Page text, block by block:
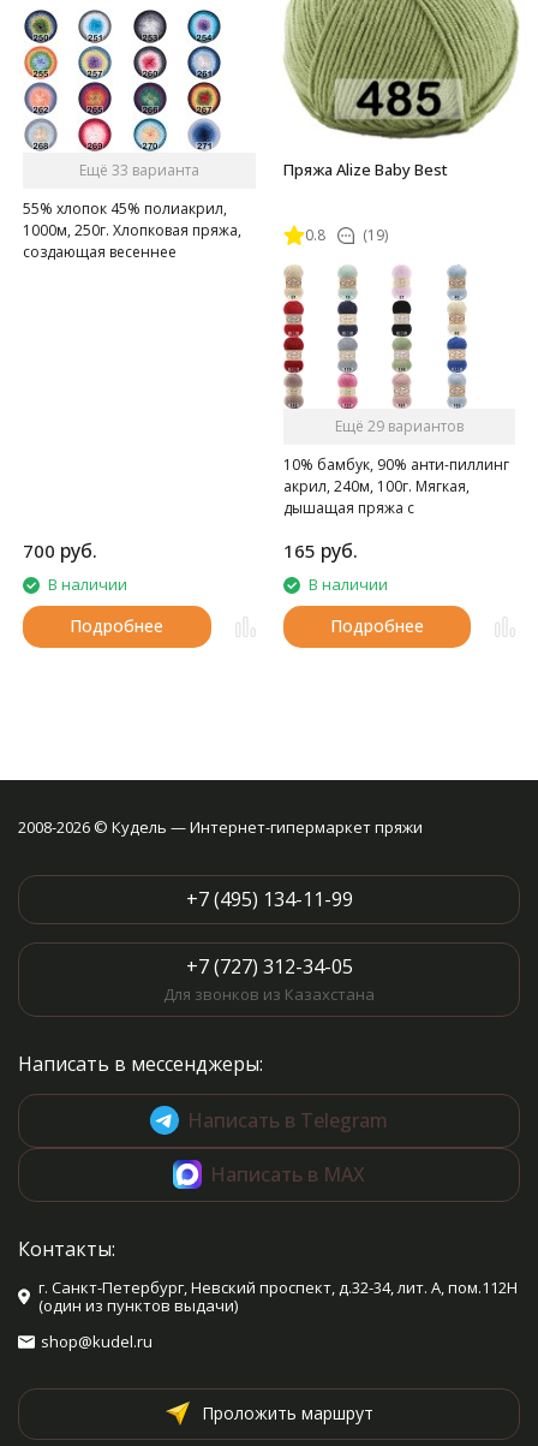
Ещё 33 варианта
55% хлопок 45% полиакрил,
1000м, 250г. Хлопковая пряжа,
создающая весеннее
700 руб.
В наличии
Подробнее
Пряжа Alize Baby Best
0.8 (19)
Ещё 29 вариантов
10% бамбук, 90% анти-пиллинг
акрил, 240м, 100г. Мягкая,
дышащая пряжа с
165 руб.
В наличии
Подробнее
2008-2026 © Кудель — Интернет-гипермаркет пряжи
+7 (495) 134-11-99
+7 (727) 312-34-05
Для звонков из Казахстана
Написать в мессенджеры:
Написать в Telegram
Написать в MAX
Контакты:
г. Санкт-Петербург, Невский проспект, д.32-34, лит. А, пом.112Н
(один из пунктов выдачи)
shop@kudel.ru
Проложить маршрут